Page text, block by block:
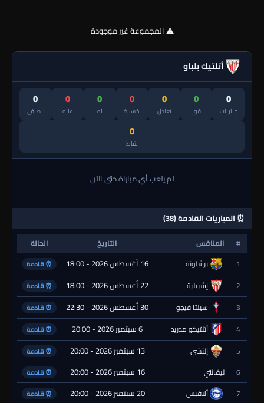
⚠️ المجموعة غير موجودة
أتلتيك بلباو
0
مباريات
0
فوز
0
تعادل
0
خسارة
0
له
0
عليه
0
الصافي
0
نقاط
لم يلعب أي مباراة حتى الآن
⏰ المباريات القادمة (38)
# المنافس التاريخ
الحالة
1
برشلونة 16 أغسطس 2026 - 18:00 ⏰ قادمة
2 إشبيلية 22 أغسطس 2026 - 18:00 ⏰ قادمة
3 سيلتا فيجو 30 أغسطس 2026 - 22:30 ⏰ قادمة
4 أتلتيكو مدريد 6 سبتمبر 2026 - 20:00 ⏰ قادمة
5 إلتشي 13 سبتمبر 2026 - 20:00 ⏰ قادمة
6 ليفانتي 16 سبتمبر 2026 - 20:00 ⏰ قادمة
7 ألافيس 20 سبتمبر 2026 - 20:00 ⏰ قادمة